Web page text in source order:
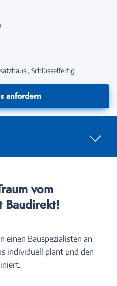
Schlüsselfertig
anfordern
vom
Baudirekt!
einen Bauspezialisten an
individuell plant und den